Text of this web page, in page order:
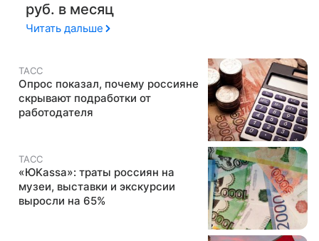
руб. в месяц
Читать дальше
ТАСС
Опрос показал, почему россияне
скрывают подработки от
работодателя
ТАСС
«ЮKassa»: траты россиян на
музеи, выставки и экскурсии
выросли на 65%